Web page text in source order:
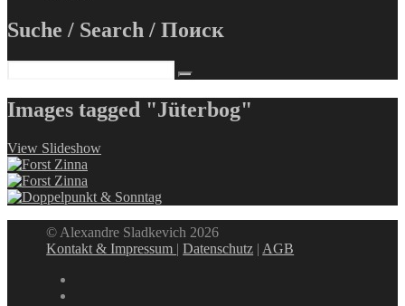
Suche / Search / Поиск
Images tagged "Jüterbog"
View Slideshow
© Alexandre Sladkevich 2026
Kontakt & Impressum |Datenschutz | AGB